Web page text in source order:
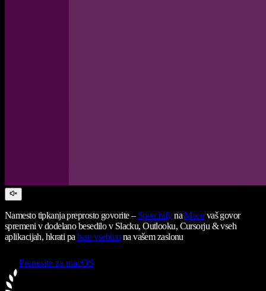
Namesto tipkanja preprosto govorite – SpeechifynaMacu vaš govor
spremeni v dodelano besedilo v Slacku, Outlooku, Cursorju & vseh
aplikacijah, hkrati pabere vsebinona vašem zaslonu
Prenesite za macOS